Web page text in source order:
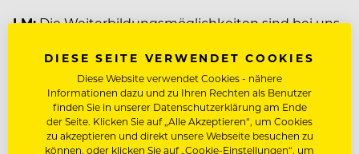
LM:Die Weiterbildungsmöglichkeiten sind bei uns
sind. Wir bieten aber Austauschprogramme für drei
Monate z.B. mit dem Westminster Hotel in Paris
oder mit Johann Lafer in Deutschland an. Sehr viel
Wert legen wir auch auf “Staff-Satisfaction”. Mit
allen unseren 2200 Angestellten müssen die
DIESE SEITE VERWENDET COOKIES
Diese Website verwendet Cookies - nähere
Informationen dazu und zu Ihren Rechten als Benutzer
finden Sie in unserer Datenschutzerklärung am Ende
der Seite. Klicken Sie auf „Alle Akzeptieren“, um Cookies
zu akzeptieren und direkt unsere Webseite besuchen zu
können, oder klicken Sie auf „Cookie-Einstellungen“, um